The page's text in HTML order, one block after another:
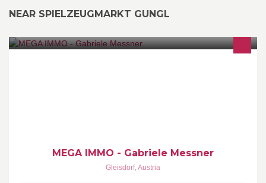
NEAR SPIELZEUGMARKT GUNGL
MEGA IMMO - Gabriele Messner
Gleisdorf,Austria